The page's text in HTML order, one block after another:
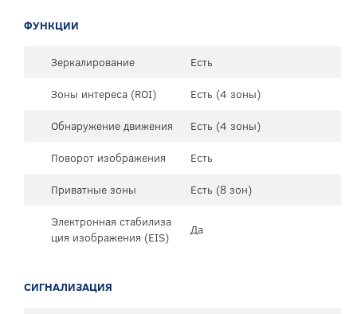
ФУНКЦИИ
Зеркалирование
Есть
Зоны интереса (ROI)
Есть (4 зоны)
Обнаружение движения
Есть (4 зоны)
Поворот изображения
Есть
Приватные зоны
Есть (8 зон)
Электронная стабилиза
ция изображения (EIS)
Да
СИГНАЛИЗАЦИЯ